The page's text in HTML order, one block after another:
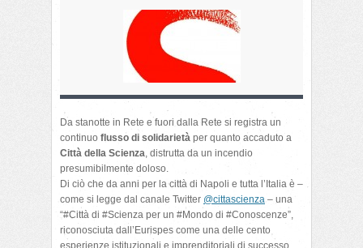
Da stanotte in Rete e fuori dalla Rete si registra un
continuo flusso di solidarietà per quanto accaduto a
Città della Scienza, distrutta da un incendio
presumibilmente doloso.
Di ciò che da anni per la città di Napoli e tutta l’Italia è –
come si legge dal canale Twitter @cittascienza – una
“#Città di #Scienza per un #Mondo di #Conoscenze”,
riconosciuta dall’Eurispes come una delle cento
esperienze istituzionali e imprenditoriali di successo